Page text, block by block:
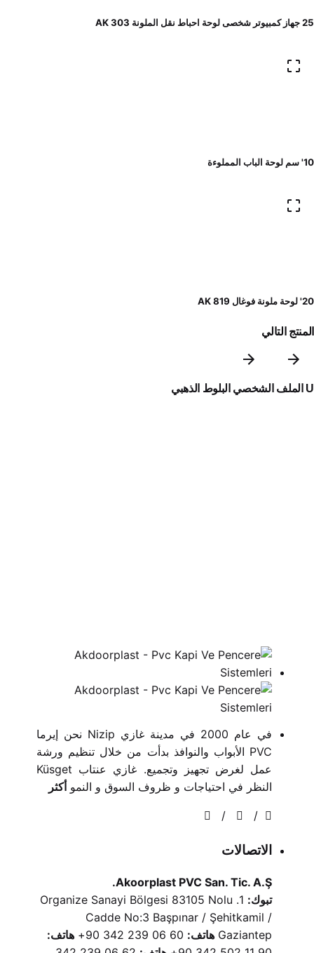
25 جهاز كمبيوتر شخصى لوحة احباط نقل الملونة AK 303
10' سم لوحة الباب المملوءة
20' لوحة ملونة فوغال AK 819
المنتج التالي
U الملف الشخصي البلوط الذهبي
في عام 2000 في مدينة غازي Nizip نحن إيرما
PVC الأبواب والنوافذ بدأت من خلال تنظيم ورشة
عمل لغرض تجهيز وتجميع. غازي عنتاب Küsget
النظر في احتياجات و ظروف السوق و النمو أكثر
/
/
الاتصالات
Akoorplast PVC San. Tic. A.Ş.
تبوك:
1. Organize Sanayi Bölgesi 83105 Nolu
Cadde No:3 Başpınar / Şehitkamil /
Gaziantep هاتف:
هاتف: